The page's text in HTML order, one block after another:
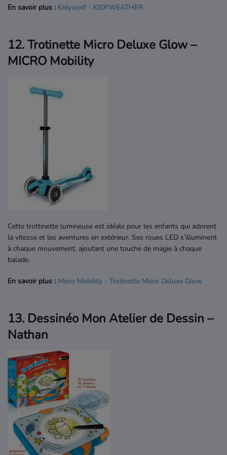
En savoir plus : Kidywolf - KIDYWEATHER
12. Trotinette Micro Deluxe Glow –
MICRO Mobility
Cette trottinette lumineuse est idéale pour les enfants qui adorent
la vitesse et les aventures en extérieur. Ses roues LED s’illuminent
à chaque mouvement, ajoutant une touche de magie à chaque
balade.
En savoir plus : Micro Mobility - Trotinette Micro Deluxe Glow
13. Dessinéo Mon Atelier de Dessin –
Nathan